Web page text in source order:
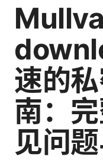
速的
南：
见问